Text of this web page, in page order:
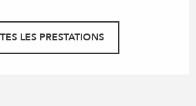
LES PRESTATIONS